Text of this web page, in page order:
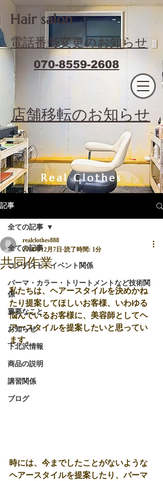
​Hair salon
電話番号変更のお知らせ
070-8559-2608
​店舗移転のお知らせ
Real Clothes
記事
全ての記事
コンテスト・イベント関係
パーマ・カラー・トリートメントなど技術関
係
重要なこと
お知らせ
下北沢情報
商品の説明
講習関係
ブログ
全ての記事
共同作業
realclothes888
2018年12月7日 読了時間: 1分
私たちは、ヘアースタイルを決めかね
たり提案してほしいお客様、いわゆる
悩んでいるお客様に、美容師としてヘ
アースタイルを提案したいと思ってい
ます。
時には、今までしたことがないような
ヘアースタイルを提案したり、パーマ